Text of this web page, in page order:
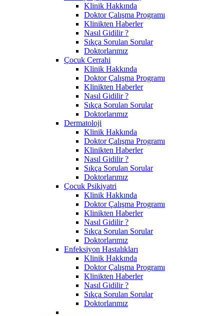
Klinik Hakkında
Doktor Çalışma Programı
Klinikten Haberler
Nasıl Gidilir ?
Sıkça Sorulan Sorular
Doktorlarımız
Çocuk Cerrahi
Klinik Hakkında
Doktor Çalışma Programı
Klinikten Haberler
Nasıl Gidilir ?
Sıkça Sorulan Sorular
Doktorlarımız
Dermatoloji
Klinik Hakkında
Doktor Çalışma Programı
Klinikten Haberler
Nasıl Gidilir ?
Sıkça Sorulan Sorular
Doktorlarımız
Çocuk Psikiyatri
Klinik Hakkında
Doktor Çalışma Programı
Klinikten Haberler
Nasıl Gidilir ?
Sıkça Sorulan Sorular
Doktorlarımız
Enfeksiyon Hastalıkları
Klinik Hakkında
Doktor Çalışma Programı
Klinikten Haberler
Nasıl Gidilir ?
Sıkça Sorulan Sorular
Doktorlarımız